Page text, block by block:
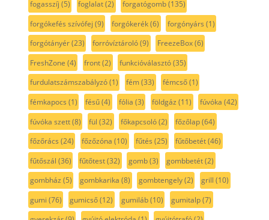
fogasszíj (5) foglalat(2) forgatógomb(135)
forgókefés szívófej (9) forgókerék(6) forgónyárs (1)
forgótányér(23) forróvíztároló(9) FreezeBox(6)
FreshZone (4) front(2) funkcióválasztó(35)
furdulatszámszabályzó(1) fém(33) fémcső(1)
fémkapocs (1) fésű(4) fólia (3) földgáz (11) fúvóka (42)
fúvóka szett(8) fül (32) főkapcsoló(2) főzőlap(64)
főzőrács (24) főzőzóna (10) fűtés (25) fűtőbetét(46)
fűtőszál (36) fűtőtest(32) gomb(3) gombbetét(2)
gombház (5) gombkarika (8) gombtengely(2) grill (10)
gumi (76) gumicső(12) gumiláb(10) gumitalp(7)